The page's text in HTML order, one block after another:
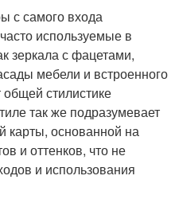
с самого входа
используемые в
зеркала с фацетами,
мебели и встроенного
стилистике
так же подразумевает
карты, основанной на
и оттенков, что не
и использования